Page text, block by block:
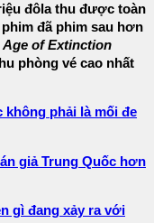
đôla thu được toàn
đã phim sau hơn
Age of Extinction
phòng vé cao nhất
phải là mối đe
giả Trung Quốc hơn
gì đang xảy ra với